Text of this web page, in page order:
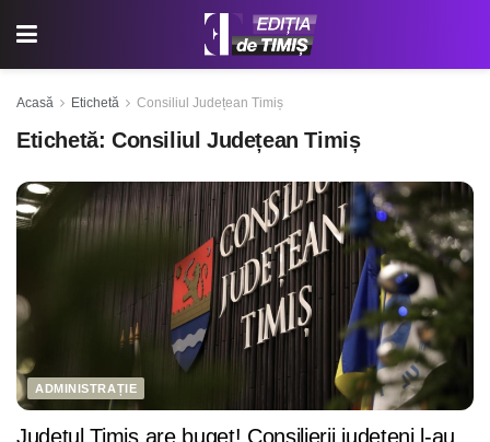
Acasă Etichetă Consiliul Județean Timiș
Etichetă: Consiliul Județean Timiș
ADMINISTRAȚIE
Județul Timiș are buget! Consilierii județeni l-au